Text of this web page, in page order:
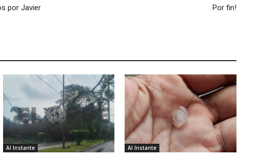
por Javier
Por fin!
Al Instante Al Instante